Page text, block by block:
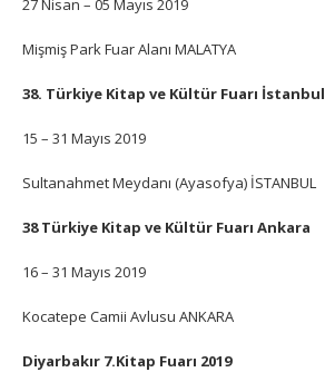
27 Nisan – 05 Mayıs 2019
Mişmiş Park Fuar Alanı MALATYA
38. Türkiye Kitap ve Kültür Fuarı İstanbul
15 – 31 Mayıs 2019
Sultanahmet Meydanı (Ayasofya) İSTANBUL
38 Türkiye Kitap ve Kültür Fuarı Ankara
16 – 31 Mayıs 2019
Kocatepe Camii Avlusu ANKARA
Diyarbakır 7.Kitap Fuarı 2019